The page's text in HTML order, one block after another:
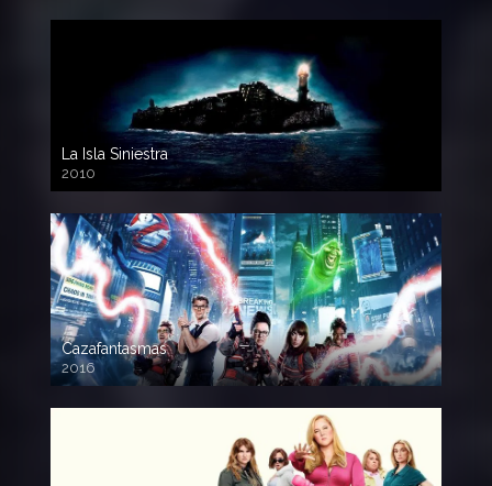
La Isla Siniestra
2010
720p HD
Cazafantasmas
2016
720p HD